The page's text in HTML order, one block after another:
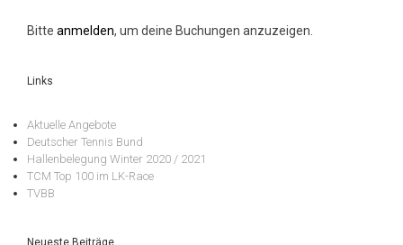
Bitte anmelden, um deine Buchungen anzuzeigen.
Links
Aktuelle Angebote
Deutscher Tennis Bund
Hallenbelegung Winter 2020 / 2021
TCM Top 100 im LK-Race
TVBB
Neueste Beiträge